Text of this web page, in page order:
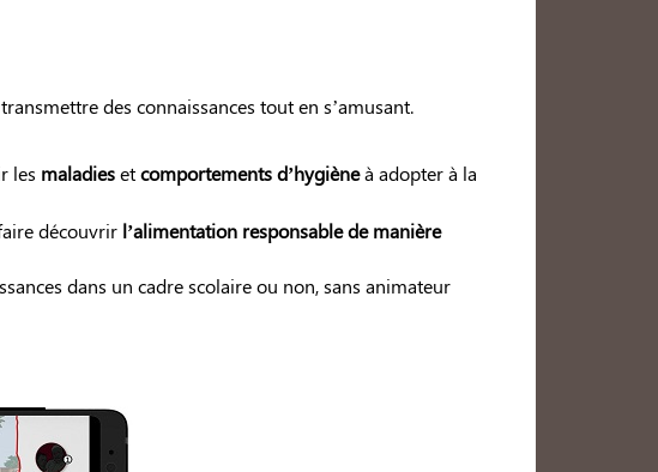
des connaissances tout en s’amusant.
les maladiesetcomportements d’hygièneà adopter à la
découvrir l’alimentation responsable de manière
dans un cadre scolaire ou non, sans animateur